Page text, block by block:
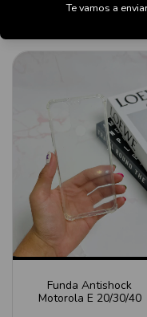
Funda Antishock
Motorola E 20/30/40
Te vamos a